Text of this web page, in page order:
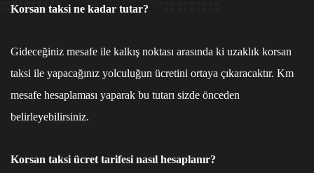
Korsan taksi ne kadar tutar?
Gideceğiniz mesafe ile kalkış noktası arasında ki uzaklık korsan
taksi ile yapacağınız yolculuğun ücretini ortaya çıkaracaktır. Km
mesafe hesaplaması yaparak bu tutarı sizde önceden
belirleyebilirsiniz.
Korsan taksi ücret tarifesi nasıl hesaplanır?